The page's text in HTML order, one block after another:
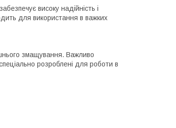
високу надійність і
для використання в важких
змащування. Важливо
розроблені для роботи в